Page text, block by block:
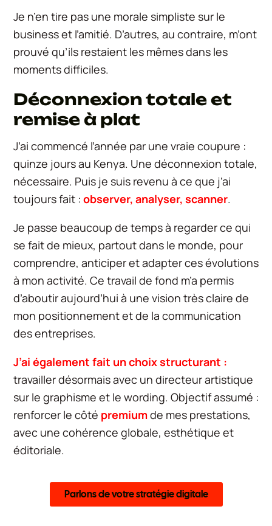
Je n’en tire pas une morale simpliste sur le
business et l’amitié. D’autres, au contraire, m’ont
prouvé qu’ils restaient les mêmes dans les
moments difficiles.
Déconnexion totale et
remise à plat
J’ai commencé l’année par une vraie coupure :
quinze jours au Kenya. Une déconnexion totale,
nécessaire. Puis je suis revenu à ce que j’ai
toujours fait : observer, analyser, scanner.
Je passe beaucoup de temps à regarder ce qui
se fait de mieux, partout dans le monde, pour
comprendre, anticiper et adapter ces évolutions
à mon activité. Ce travail de fond m’a permis
d’aboutir aujourd’hui à une vision très claire de
mon positionnement et de la communication
des entreprises.
J’ai également fait un choix structurant :
travailler désormais avec un directeur artistique
sur le graphisme et le wording. Objectif assumé :
renforcer le côté premiumde mes prestations,
avec une cohérence globale, esthétique et
éditoriale.
Parlons de votre stratégie digitale